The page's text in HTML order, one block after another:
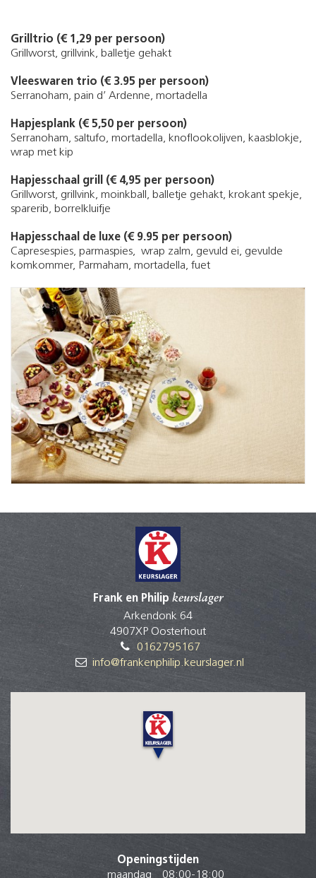
Grilltrio (€ 1,29 per persoon)
Grillworst, grillvink, balletje gehakt
Vleeswaren trio (€ 3.95 per persoon)
Serranoham, pain d’ Ardenne, mortadella
Hapjesplank (€ 5,50 per persoon)
Serranoham, saltufo, mortadella, knoflookolijven, kaasblokje,
wrap met kip
Hapjesschaal grill (€ 4,95 per persoon)
Grillworst, grillvink, moinkball, balletje gehakt, krokant spekje,
sparerib, borrelkluifje
Hapjesschaal de luxe (€ 9.95 per persoon)
Capresespies, parmaspies, wrap zalm, gevuld ei, gevulde
komkommer, Parmaham, mortadella, fuet
Frank en Philip keurslager
Arkendonk 64
4907XP Oosterhout
0162795167
info@frankenphilip.keurslager.nl
Openingstijden
maandag
08:00-18:00